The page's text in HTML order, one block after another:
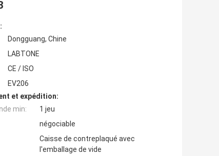
Dongguang, Chine
LABTONE
CE / ISO
EV206
et expédition:
min:
1 jeu
négociable
Caisse de contreplaqué avec
l'emballage de vide